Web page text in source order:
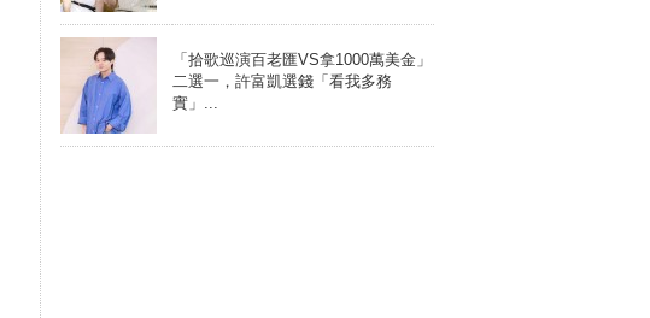
「拾歌巡演百老匯VS拿1000萬美金」
二選一，許富凱選錢「看我多務
實」...